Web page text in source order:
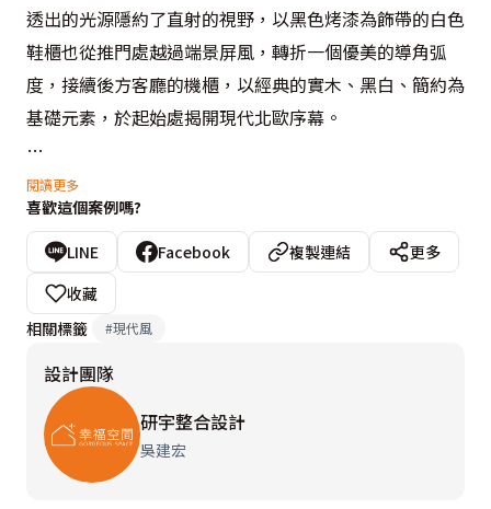
透出的光源隱約了直射的視野，以黑色烤漆為飾帶的白色
鞋櫃也從推門處越過端景屏風，轉折一個優美的導角弧
度，接續後方客廳的機櫃，以經典的實木、黑白、簡約為
基礎元素，於起始處揭開現代北歐序幕。
北歐高緯度永晝永夜的地理特質，造就大片採光落地窗及
開放式設計的需求，擷取自北歐的設計精髓，自然的光照
從客廳落地窗外湧入，也從清玻璃隔間的書房窗外流通進
入，來自兩個方向的光源交會串連，照亮了客廳與書房、
也明亮了後方開放設計的餐廚空間，也一併點亮了通往私
敞度，也更能呈現出居家自然的閒適氣氛。
簡單洗鍊兼具摩登時尚的設計線條，刻劃出室內空間的俐
落簡約，黑白錯置的線條從玄關處延伸進入室內空間，並
閱讀更多
喜歡這個案例嗎?
LINE Facebook 複製連結
更多
收藏
相關標籤
#現代風
設計團隊
研宇整合設計
吳建宏